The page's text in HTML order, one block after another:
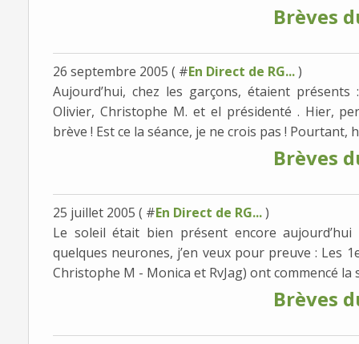
Brèves
26 septembre 2005 ( #En Direct de RG...)
Aujourd’hui, chez les garçons, étaient présents
Olivier, Christophe M. et el présidenté . Hier,
brève ! Est ce la séance, je ne crois pas ! Pourtant,
Brèves
25 juillet 2005 ( #En Direct de RG...)
Le soleil était bien présent encore
quelques neurones, j’en veux pour preuve : Les
Christophe M - Monica et RvJag) ont commencé la
Brèves